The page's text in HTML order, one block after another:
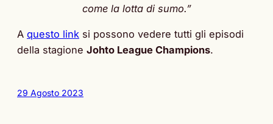
come la lotta di sumo.”
A questo link si possono vedere tutti gli episodi
della stagione Johto League Champions.
29 Agosto 2023